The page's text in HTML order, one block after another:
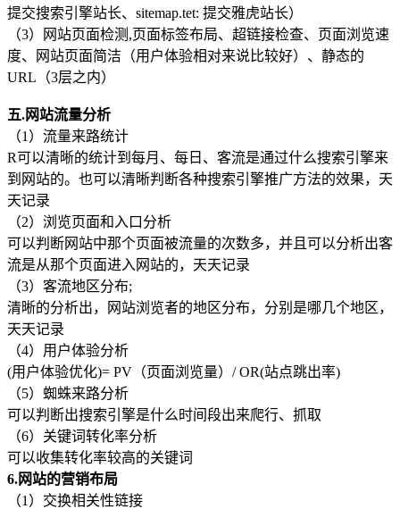
提交搜索引擎站长、sitemap.tet: 提交雅虎站长）
（3）网站页面检测,页面标签布局、超链接检查、页面浏览速
度、网站页面简洁（用户体验相对来说比较好）、静态的
URL（3层之内）
五.网站流量分析
（1）流量来路统计
R可以清晰的统计到每月、每日、客流是通过什么搜索引擎来
到网站的。也可以清晰判断各种搜索引擎推广方法的效果，天
天记录
（2）浏览页面和入口分析
可以判断网站中那个页面被流量的次数多，并且可以分析出客
流是从那个页面进入网站的，天天记录
（3）客流地区分布;
清晰的分析出，网站浏览者的地区分布，分别是哪几个地区，
天天记录
（4）用户体验分析
(用户体验优化)= PV（页面浏览量）/ OR(站点跳出率)
（5）蜘蛛来路分析
可以判断出搜索引擎是什么时间段出来爬行、抓取
（6）关键词转化率分析
可以收集转化率较高的关键词
6.网站的营销布局
（1）交换相关性链接